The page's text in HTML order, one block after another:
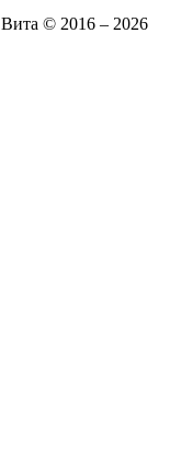
© 2016 – 2026